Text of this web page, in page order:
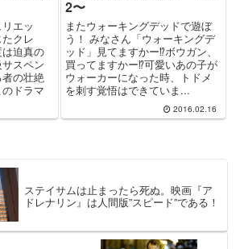
エッ
クレ
迫真の
スペン
の壮絶
ドラマ
2〜
またウォーキングデッドで遊ぼ
う！ みなさん「ウォーキングデ
ッド」見てますかー⁉︎ボウガン、
買ってますかー⁉︎可愛いあの子が
ウォーカーになった時、トドメ
を刺す覚悟はできていま...
2016.02.16
ステイサムは止まったら死ぬ。映画『ア
ドレナリン』は人間版”スピード”である！